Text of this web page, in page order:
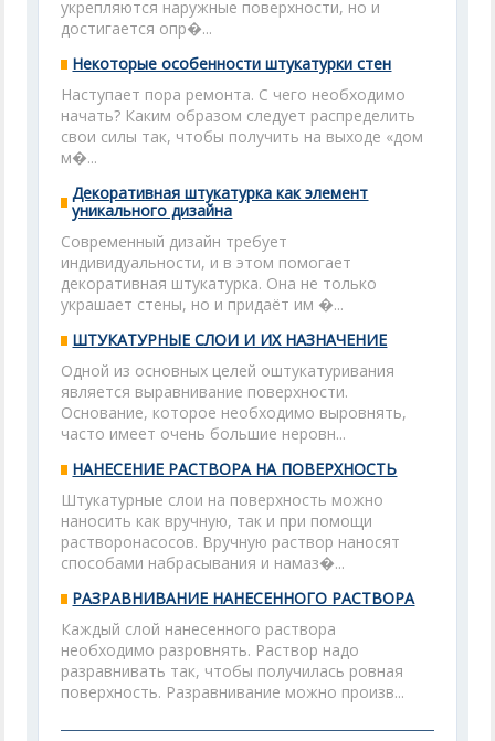
укрепляются наружные поверхности, но и
достигается опр�...
Некоторые особенности штукатурки стен
Наступает пора ремонта. С чего необходимо
начать? Каким образом следует распределить
свои силы так, чтобы получить на выходе «дом
м�...
Декоративная штукатурка как элемент
уникального дизайна
Современный дизайн требует
индивидуальности, и в этом помогает
декоративная штукатурка. Она не только
украшает стены, но и придаёт им �...
ШТУКАТУРНЫЕ СЛОИ И ИХ НАЗНАЧЕНИЕ
Одной из основных целей оштукатуривания
является выравнивание поверхности.
Основание, которое необходимо выровнять,
часто имеет очень большие неровн...
НАНЕСЕНИЕ РАСТВОРА НА ПОВЕРХНОСТЬ
Штукатурные слои на поверхность можно
наносить как вручную, так и при помощи
растворонасосов. Вручную раствор наносят
способами набрасывания и намаз�...
РАЗРАВНИВАНИЕ НАНЕСЕННОГО РАСТВОРА
Каждый слой нанесенного раствора
необходимо разровнять. Раствор надо
разравнивать так, чтобы получилась ровная
поверхность. Разравнивание можно произв...